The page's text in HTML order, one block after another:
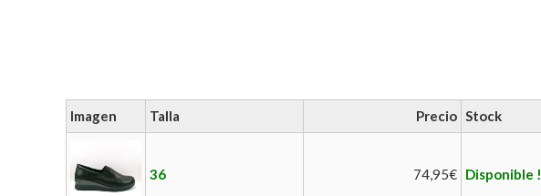
Imagen Talla Precio Stock
36 74,95€ Disponible !